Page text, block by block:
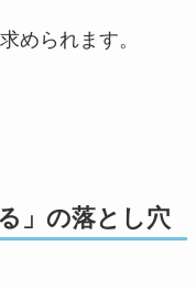
められます。
」の落とし穴